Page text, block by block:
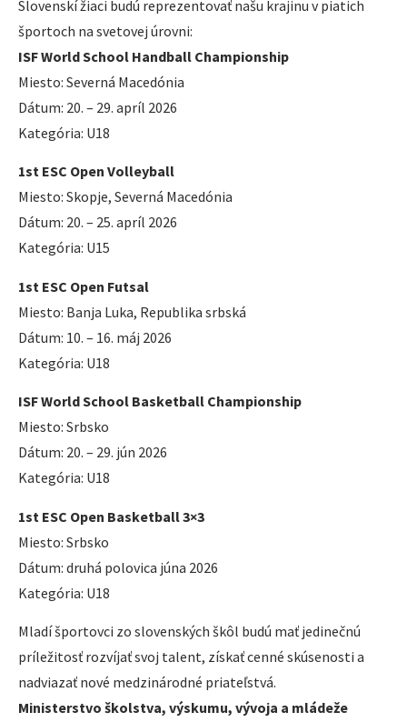
Slovenskí žiaci budú reprezentovať našu krajinu v piatich
športoch na svetovej úrovni:
ISF World School Handball Championship
Miesto: Severná Macedónia
Dátum: 20. – 29. apríl 2026
Kategória: U18
1st ESC Open Volleyball
Miesto: Skopje, Severná Macedónia
Dátum: 20. – 25. apríl 2026
Kategória: U15
1st ESC Open Futsal
Miesto: Banja Luka, Republika srbská
Dátum: 10. – 16. máj 2026
Kategória: U18
ISF World School Basketball Championship
Miesto: Srbsko
Dátum: 20. – 29. jún 2026
Kategória: U18
1st ESC Open Basketball 3×3
Miesto: Srbsko
Dátum: druhá polovica júna 2026
Kategória: U18
Mladí športovci zo slovenských škôl budú mať jedinečnú
príležitosť rozvíjať svoj talent, získať cenné skúsenosti a
nadviazať nové medzinárodné priateľstvá.
Ministerstvo školstva, výskumu, vývoja a mládeže